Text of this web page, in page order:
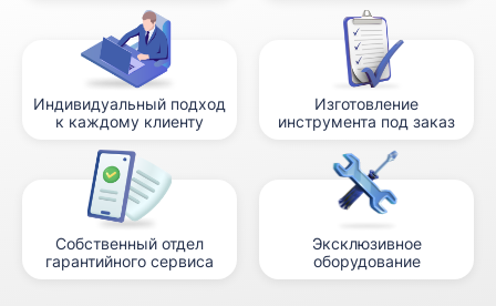
Индивидуальный подход
к каждому клиенту
Изготовление
инструмента под заказ
Собственный отдел
гарантийного сервиса
Эксклюзивное
оборудование